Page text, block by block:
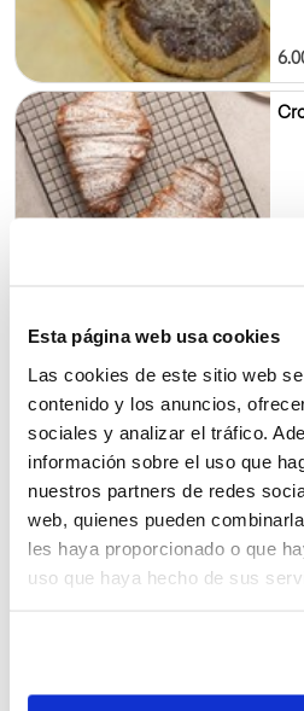
Esta página web usa cookies
Las cookies de este sitio web
contenido y los anuncios,
sociales y analizar el tráfico.
información sobre el uso que
nuestros partners de redes
web, quienes pueden
les haya proporcionado o que
uso que haya hecho de sus